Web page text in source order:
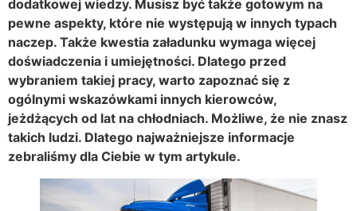
dodatkowej wiedzy. Musisz być także gotowym na
pewne aspekty, które nie występują w innych typach
naczep. Także kwestia załadunku wymaga więcej
doświadczenia i umiejętności. Dlatego przed
wybraniem takiej pracy, warto zapoznać się z
ogólnymi wskazówkami innych kierowców,
jeżdżących od lat na chłodniach. Możliwe, że nie znasz
takich ludzi. Dlatego najważniejsze informacje
zebraliśmy dla Ciebie w tym artykule.